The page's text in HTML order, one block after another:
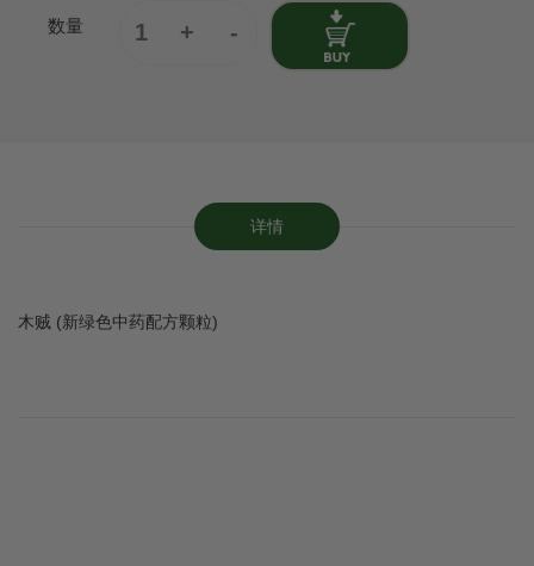
数量
详情
木贼 (新绿色中药配方颗粒)